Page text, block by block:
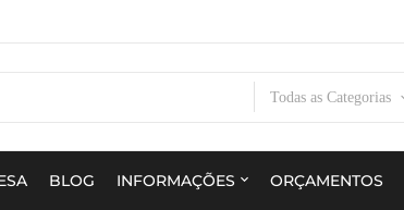
Todas as Categorias
BLOG INFORMAÇÕES ORÇAMENTOS